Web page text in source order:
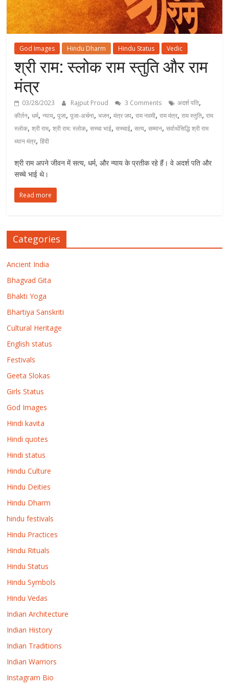
God Images Hindu Dharm Hindu Status Vedic
श्री राम: स्लोक राम स्तुति और राम
मंत्र
03/28/2023 Rajput Proud 3 Comments अदर्श पति,
कीर्तन,धर्म,न्याय,पूजा,पूजा-अर्चना,भजन,मंत्र जप,राम नवमी,राम मंत्र,राम स्तुति,राम
स्लोक,श्री राम,श्री राम: स्लोक,सच्चा भाई,सच्चाई,सत्य,सम्मान,सर्वार्थसिद्धि श्री राम
ध्यान मंत्र,हिंदी
श्री राम अपने जीवन में सत्य, धर्म, और न्याय के प्रतीक रहे हैं। वे अदर्श पति और
सच्चे भाई थे।
Read more
Categories
Ancient India
Bhagvad Gita
Bhakti Yoga
Bhartiya Sanskriti
Cultural Heritage
English status
Festivals
Geeta Slokas
Girls Status
God Images
Hindi kavita
Hindi quotes
Hindi status
Hindu Culture
Hindu Deities
Hindu Dharm
hindu festivals
Hindu Practices
Hindu Rituals
Hindu Status
Hindu Symbols
Hindu Vedas
Indian Architecture
Indian History
Indian Traditions
Indian Warriors
Instagram Bio